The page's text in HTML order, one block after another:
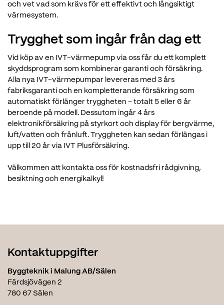
och vet vad som krävs för ett effektivt och långsiktigt
värmesystem.
Trygghet som ingår från dag ett
Vid köp av en IVT-värmepump via oss får du ett komplett
skyddsprogram som kombinerar garanti och försäkring.
Alla nya IVT-värmepumpar levereras med 3 års
fabriksgaranti och en kompletterande försäkring som
automatiskt förlänger tryggheten – totalt 5 eller 6 år
beroende på modell. Dessutom ingår 4 års
elektronikförsäkring på styrkort och display för bergvärme,
luft/vatten och frånluft. Tryggheten kan sedan förlängas i
upp till 20 år via IVT Plusförsäkring.
Välkommen att kontakta oss för kostnadsfri rådgivning,
besiktning och energikalkyl!
Kontaktuppgifter
Byggteknik i Malung AB/Sälen
Färdsjövägen 2
780 67 Sälen